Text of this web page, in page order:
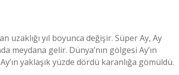
uzaklığı yıl boyunca değişir. Süper Ay, Ay
meydana gelir. Dünya’nın gölgesi Ay’ın
yaklaşık yüzde dördü karanlığa gömüldü.